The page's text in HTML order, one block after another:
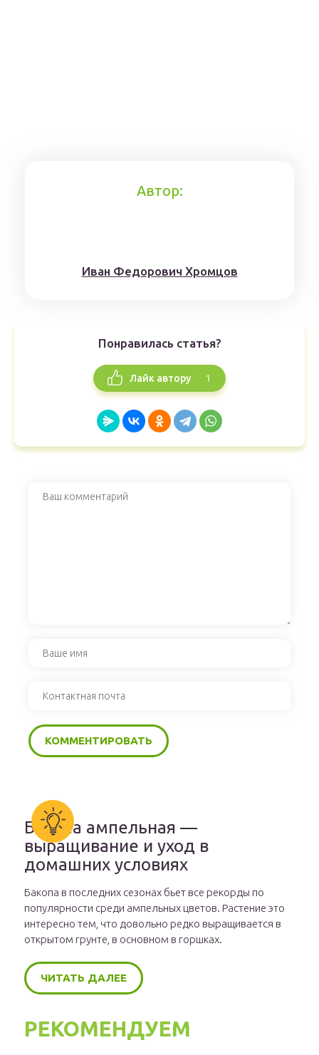
Автор:
Иван Федорович Хромцов
Понравилась статья?
Лайк автору 1
Бакопа ампельная —
выращивание и уход в
домашних условиях
Бакопа в последних сезонах бьет все рекорды по
популярности среди ампельных цветов. Растение это
интересно тем, что довольно редко выращивается в
открытом грунте, в основном в горшках.
ЧИТАТЬ ДАЛЕЕ
РЕКОМЕНДУЕМ